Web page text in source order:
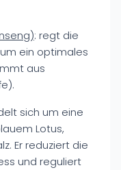
: regt die
ein optimales
aus
sich um eine
Lotus,
Er reduziert die
und reguliert